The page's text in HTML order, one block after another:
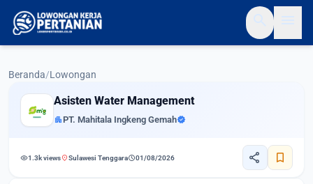
Beranda/Lowongan
Asisten Water Management
apartment PT. Mahitala Ingkeng Gemahverified
visibility1.3k viewslocation_onSulawesi Tenggaraschedule01/08/2026 share bookmark